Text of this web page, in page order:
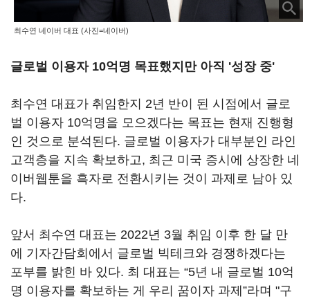
최수연 네이버 대표 (사진=네이버)
글로벌 이용자 10억명 목표했지만 아직 '성장 중'
최수연 대표가 취임한지 2년 반이 된 시점에서 글로
벌 이용자 10억명을 모으겠다는 목표는 현재 진행형
인 것으로 분석된다. 글로벌 이용자가 대부분인 라인
고객층을 지속 확보하고, 최근 미국 증시에 상장한 네
이버웹툰을 흑자로 전환시키는 것이 과제로 남아 있
다.
앞서 최수연 대표는 2022년 3월 취임 이후 한 달 만
에 기자간담회에서 글로벌 빅테크와 경쟁하겠다는
포부를 밝힌 바 있다. 최 대표는 “5년 내 글로벌 10억
명 이용자를 확보하는 게 우리 꿈이자 과제”라며 "구